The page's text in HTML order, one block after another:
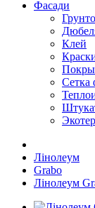
Фасади
Клей
Сетка
Лінолеум
Grabo
Лінолеум